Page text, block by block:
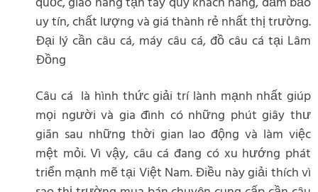
uy tín, chất lượng và giá thành rẻ nhất thị trường.
Đại lý cần câu cá, máy câu cá, đồ câu cá tại Lâm
Đồng
Câu cá là hình thức giải trí lành mạnh nhất giúp
mọi người và gia đình có những phút giây thư
giãn sau những thời gian lao động và làm việc
mệt mỏi. Vì vậy, câu cá đang có xu hướng phát
triển mạnh mẽ tại Việt Nam. Điều này giải thích vì